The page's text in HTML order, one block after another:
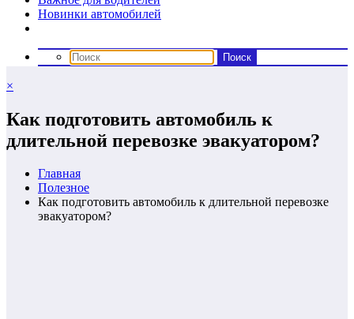
Новинки автомобилей
×
Как подготовить автомобиль к
длительной перевозке эвакуатором?
Главная
Полезнoe
Как подготовить автомобиль к длительной перевозке
эвакуатором?